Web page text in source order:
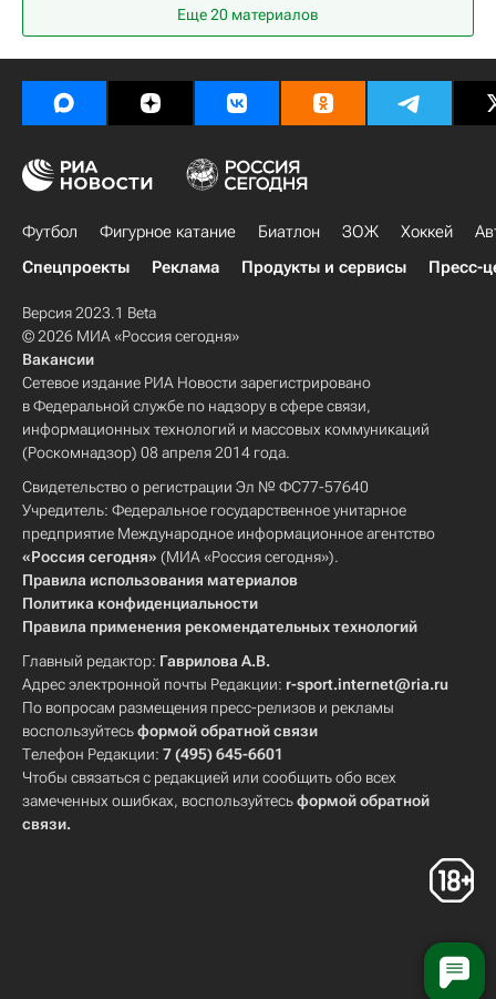
Нэшвилл Предаторз
Филадельфия Флайерз
Сент-Луис Блюз
Эдмонтон Ойлерз
Анахайм Дакс
Торонто Мейпл Лифс
Иван Проворов
Тайлер Питлик
Никита Зайцев
Владимир Тарасенко
Кайл Бродзяк
Райан Нюджент-Хопкинс
Еще 20 материалов
Футбол Фигурное катание Биатлон ЗОЖ Хоккей
Спецпроекты
Реклама Продукты и сервисы Пресс-
Версия 2023.1 Beta
© 2026 МИА «Россия сегодня»
Вакансии
Сетевое издание РИА Новости зарегистрировано
в Федеральной службе по надзору в сфере связи,
информационных технологий и массовых коммуникаций
(Роскомнадзор) 08 апреля 2014 года.
Свидетельство о регистрации Эл № ФС77-57640
Учредитель: Федеральное государственное унитарное
предприятие Международное информационное агентство
«Россия сегодня» (МИА «Россия сегодня»).
Правила использования материалов
Политика конфиденциальности
Правила применения рекомендательных технологий
Главный редактор: Гаврилова А.В.
Адрес электронной почты Редакции: r-sport.internet@ria.ru
По вопросам размещения пресс-релизов и рекламы
воспользуйтесьформой обратной связи
Телефон Редакции: 7 (495) 645-6601
Чтобы связаться с редакцией или сообщить обо всех
замеченных ошибках, воспользуйтесьформой обратной
связи.